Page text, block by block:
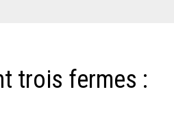
trois fermes :